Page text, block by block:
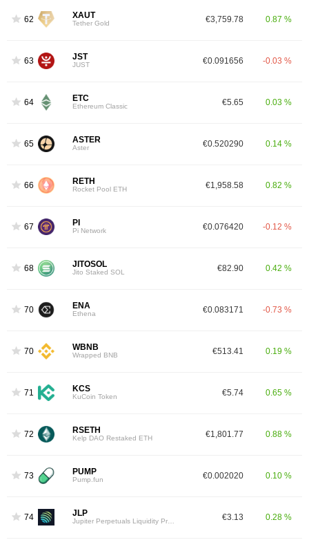
62 XAUT
Tether Gold €3,759.78 0.87 %
63 JST
JUST €0.091656 -0.03 %
64 ETC
Ethereum Classic €5.65 0.03 %
65 ASTER
Aster €0.520290 0.14 %
66 RETH
Rocket Pool ETH €1,958.58 0.82 %
67 PI
Pi Network €0.076420 -0.12 %
68 JITOSOL
Jito Staked SOL €82.90 0.42 %
70 ENA
Ethena €0.083171 -0.73 %
70 WBNB
Wrapped BNB €513.41 0.19 %
71 KCS
KuCoin Token €5.74 0.65 %
72 RSETH
Kelp DAO Restaked ETH €1,801.77 0.88 %
73 PUMP
Pump.fun €0.002020 0.10 %
74 JLP €3.13 0.28 %